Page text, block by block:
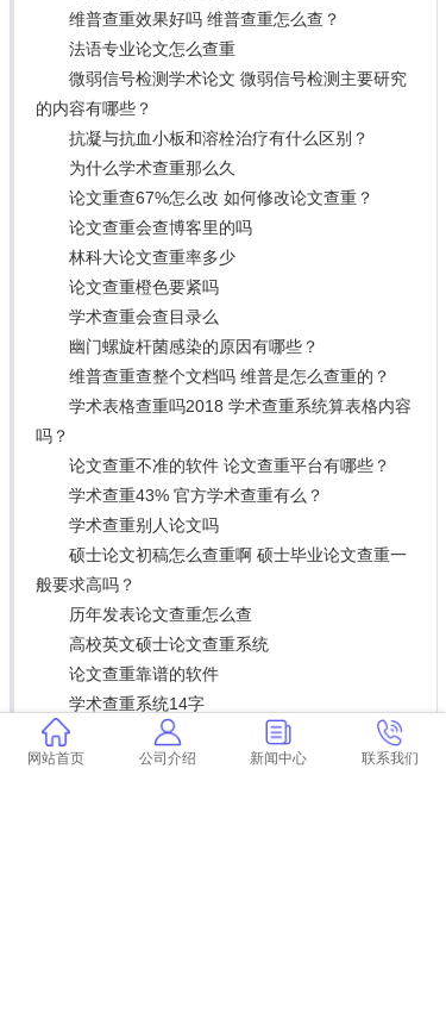
维普查重效果好吗 维普查重怎么查？
法语专业论文怎么查重
微弱信号检测学术论文 微弱信号检测主要研究
的内容有哪些？
抗凝与抗血小板和溶栓治疗有什么区别？
为什么学术查重那么久
论文重查67%怎么改 如何修改论文查重？
论文查重会查博客里的吗
林科大论文查重率多少
论文查重橙色要紧吗
学术查重会查目录么
幽门螺旋杆菌感染的原因有哪些？
维普查重查整个文档吗 维普是怎么查重的？
学术表格查重吗2018 学术查重系统算表格内容
吗？
论文查重不准的软件 论文查重平台有哪些？
学术查重43% 官方学术查重有么？
学术查重别人论文吗
硕士论文初稿怎么查重啊 硕士毕业论文查重一
般要求高吗？
历年发表论文查重怎么查
高校英文硕士论文查重系统
论文查重靠谱的软件
学术查重系统14字
兰州大学硕士论文用什么查重的 兰州大学博
(硕)士学位论文怎么写？
网站首页 公司介绍 新闻中心 联系我们